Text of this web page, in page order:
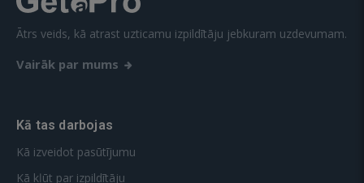
Ātrs veids, kā atrast uzticamu izpildītāju jebkuram uzdevumam.
Vairāk par mums
Kā tas darbojas
Kā izveidot pasūtījumu
Kā kļūt par izpildītāju